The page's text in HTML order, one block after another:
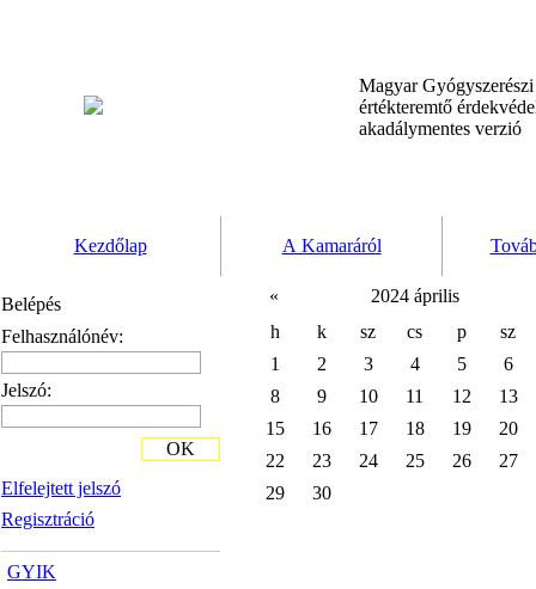
Magyar
értékteremtő
akadálymentes verzió
Kezdőlap A Kamaráról
Belépés
Felhasználónév:
Jelszó:
Elfelejtett jelszó
Regisztráció
OK
GYIK
«
2024 április
h
k sz cs p
sz
1
2 3 4 5
6
8
9 10 11 12
13
15
16 17 18 19
20
22
23 24 25 26
27
29
30